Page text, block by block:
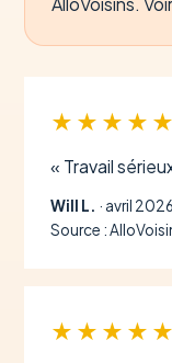
★★★★★
« Travail
Will L. · avril 2026
Source :
★★★★★